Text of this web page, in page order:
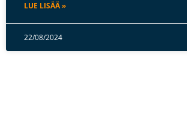
LUE LISÄÄ »
22/08/2024